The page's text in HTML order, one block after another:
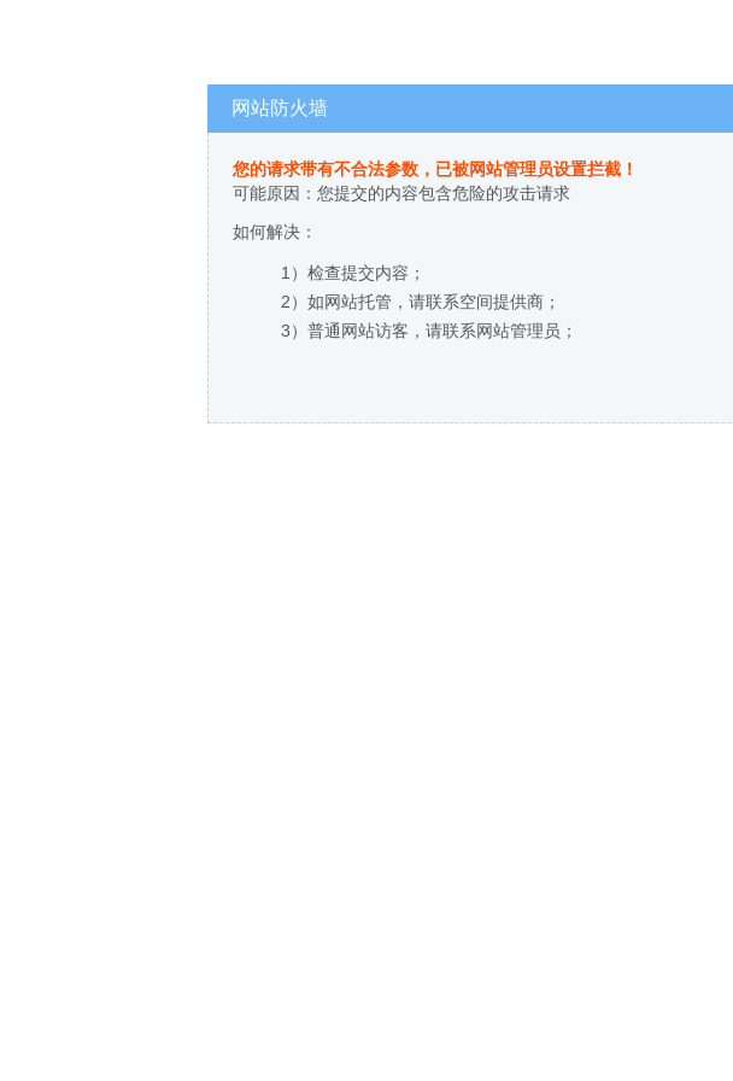
网站防火墙
您的请求带有不合法参数，已被网站管理员设置拦截！
可能原因：您提交的内容包含危险的攻击请求
如何解决：
1）检查提交内容；
2）如网站托管，请联系空间提供商；
3）普通网站访客，请联系网站管理员；